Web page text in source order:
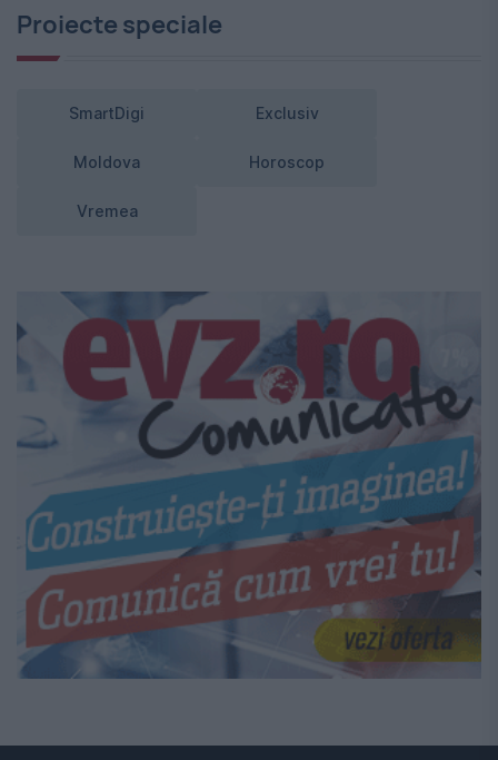
Proiecte speciale
SmartDigi Exclusiv
Moldova Horoscop
Vremea